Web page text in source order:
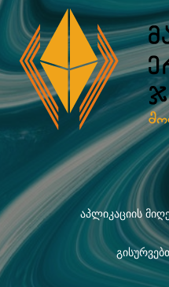
აპლიკაციის